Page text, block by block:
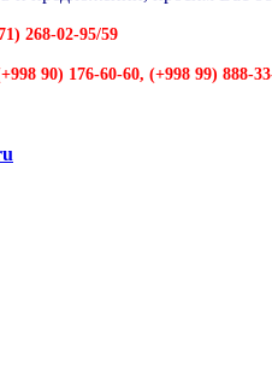
268-02-95/59
90) 176-60-60, (+998 99) 888-